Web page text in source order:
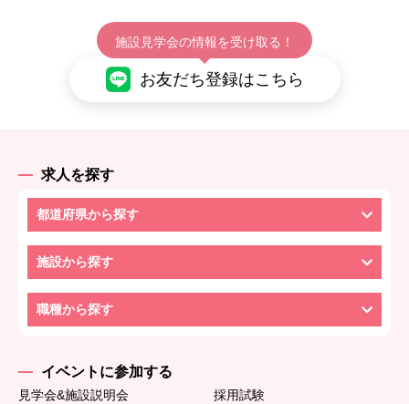
施設見学会の情報を受け取る！
お友だち登録はこちら
求人を探す
都道府県から探す
施設から探す
職種から探す
イベントに参加する
見学会&施設説明会
採用試験